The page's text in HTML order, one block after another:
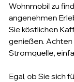
Wohnmobil zu
angenehmen
Sie köstlichen
genießen.
Stromquelle,
Egal, ob Sie sich